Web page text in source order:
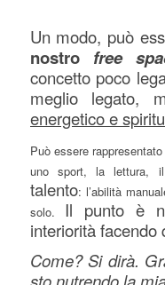
Un modo, può
nostro free
concetto poco
meglio legato,
energetico e
Può essere
uno sport, la lettura,
talento: l’abilità
solo. Il punto è
interiorità facendo
Come? Si dirà.